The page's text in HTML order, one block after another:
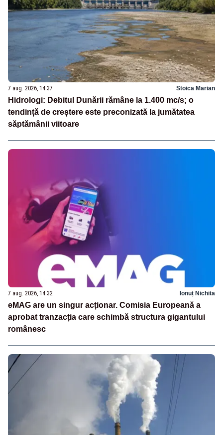
7 aug. 2026, 14:37 Stoica Marian
Hidrologi: Debitul Dunării rămâne la 1.400 mc/s; o
tendință de creștere este preconizată la jumătatea
săptămânii viitoare
7 aug. 2026, 14:32 Ionuț Nichita
eMAG are un singur acționar. Comisia Europeană a
aprobat tranzacția care schimbă structura gigantului
românesc